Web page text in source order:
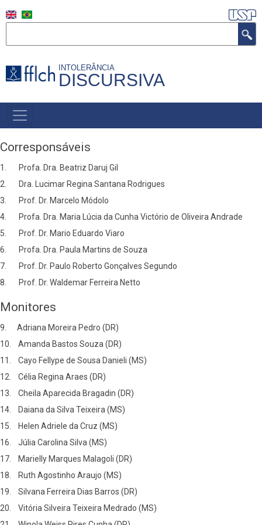
to
INTOLERÂNCIA
DISCURSIVA
MAIN
NAVIGATION
Corresponsáveis
1. Profa. Dra. Beatriz Daruj Gil
2. Dra. Lucimar Regina Santana Rodrigues
3. Prof. Dr. Marcelo Módolo
4. Profa. Dra. Maria Lúcia da Cunha Victório de Oliveira Andrade
5. Prof. Dr. Mario Eduardo Viaro
6. Profa. Dra. Paula Martins de Souza
7. Prof. Dr. Paulo Roberto Gonçalves Segundo
8. Prof. Dr. Waldemar Ferreira Netto
Monitores
9. Adriana Moreira Pedro (DR)
10. Amanda Bastos Souza (DR)
11. Cayo Fellype de Sousa Danieli (MS)
12. Célia Regina Araes (DR)
13. Cheila Aparecida Bragadin (DR)
14. Daiana da Silva Teixeira (MS)
15. Helen Adriele da Cruz (MS)
16. Júlia Carolina Silva (MS)
17. Marielly Marques Malagoli (DR)
18. Ruth Agostinho Araujo (MS)
19. Silvana Ferreira Dias Barros (DR)
20. Vitória Silveira Teixeira Medrado (MS)